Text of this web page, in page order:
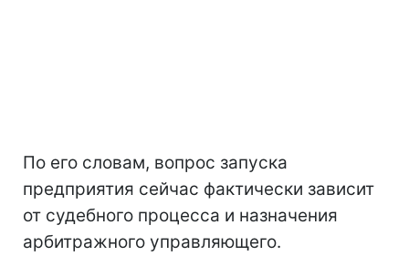
По его словам, вопрос запуска
предприятия сейчас фактически зависит
от судебного процесса и назначения
арбитражного управляющего.